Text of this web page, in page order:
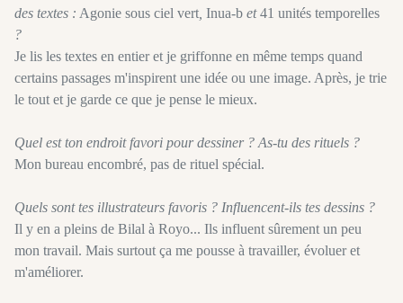
des textes : Agonie sous ciel vert Inua-b et41 unités temporelles
?
Je lis les textes en entier et je griffonne en même temps quand
certains passages m'inspirent une idée ou une image. Après, je trie
le tout et je garde ce que je pense le mieux.
Quel est ton endroit favori pour dessiner ? As-tu des rituels ?
Mon bureau encombré, pas de rituel spécial.
Quels sont tes illustrateurs favoris ? Influencent-ils tes dessins ?
Il y en a pleins de Bilal à Royo... Ils influent sûrement un peu
mon travail. Mais surtout ça me pousse à travailler, évoluer et
m'améliorer.